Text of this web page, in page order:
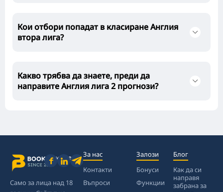
Кои отбори попадат в класиране Англия
втора лига?
Какво трябва да знаете, преди да
направите Англия лига 2 прогнози?
Само за лица над 18
За нас
Контакти
Въпроси
Залози
Бонуси
Функции
Блог
Как да си
направя
забрана за